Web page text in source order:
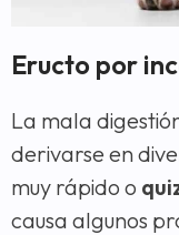
Eructo por
La mala
derivarse en
muy rápido o
causa algunos